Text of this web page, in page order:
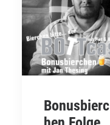
Bonusbierc